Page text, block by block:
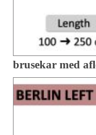
brusekar med